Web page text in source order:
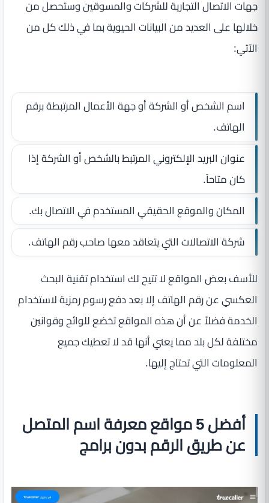
جهات الاتصال التجارية للشركات والمسوقين وستحصل من
خلالها على العديد من البيانات الحيوية بما في ذلك كل من
الآتي:
اسم الشخص أو الشركة أو جهة الأعمال المرتبطة برقم
الهاتف.
عنوان البريد الإلكتروني المرتبط بالشخص أو الشركة إذا
كان متاحاً.
المكان والموقع الحقيقي المستخدم في الاتصال بك.
شركة الاتصالات التي يتعاقد معها صاحب رقم الهاتف.
للأسف بعض المواقع لا تتيح لك استخدام تقنية البحث
العكسي عن رقم الهاتف إلا بعد دفع رسوم رمزية لاستخدام
الخدمة فضلاً عن أن هذه المواقع تخضع للوائح وقوانين
مختلفة لكل بلد مما يعني أنها قد لا تعطيك جميع
المعلومات التي تحتاج إليها.
أفضل 5 مواقع معرفة اسم المتصل
عن طريق الرقم بدون برامج